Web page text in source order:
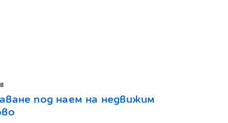
под наем на недвижим